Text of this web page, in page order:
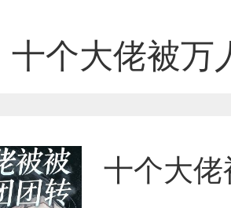
十个大佬被万
十个大